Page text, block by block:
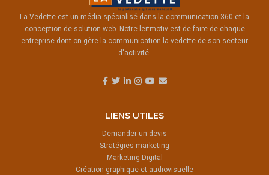
La Vedette est un média spécialisé dans la communication 360 et la
conception de solution web. Notre leitmotiv est de faire de chaque
entreprise dont on gère la communication la vedette de son secteur
d'activité.
LIENS UTILES
Demander un devis
Stratégies marketing
Marketing Digital
Création graphique et audiovisuelle